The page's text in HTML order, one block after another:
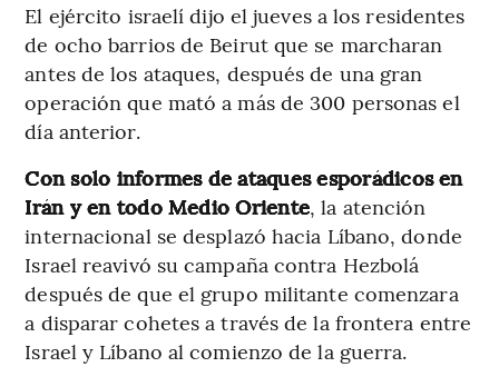
El ejército israelí dijo el jueves a los residentes
de ocho barrios de Beirut que se marcharan
antes de los ataques, después de una gran
operación que mató a más de 300 personas el
día anterior.
Con solo informes de ataques esporádicos en
Irán y en todo Medio Oriente, la atención
internacional se desplazó hacia Líbano, donde
Israel reavivó su campaña contra Hezbolá
después de que el grupo militante comenzara
a disparar cohetes a través de la frontera entre
Israel y Líbano al comienzo de la guerra.